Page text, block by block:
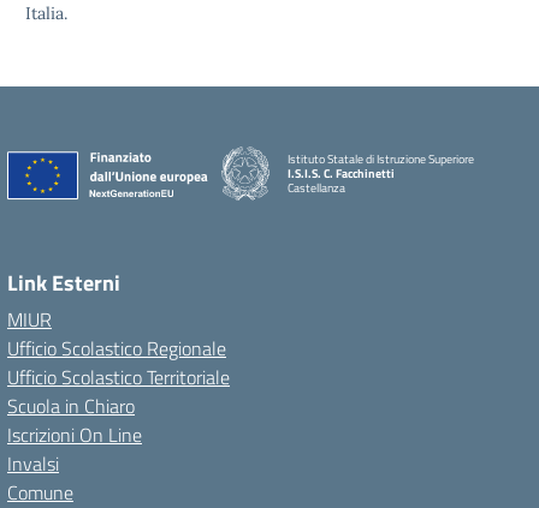
Italia.
Istituto Statale di Istruzione Superiore
I.S.I.S. C. Facchinetti
Castellanza
Link Esterni
MIUR
Ufficio Scolastico Regionale
Ufficio Scolastico Territoriale
Scuola in Chiaro
Iscrizioni On Line
Invalsi
Comune